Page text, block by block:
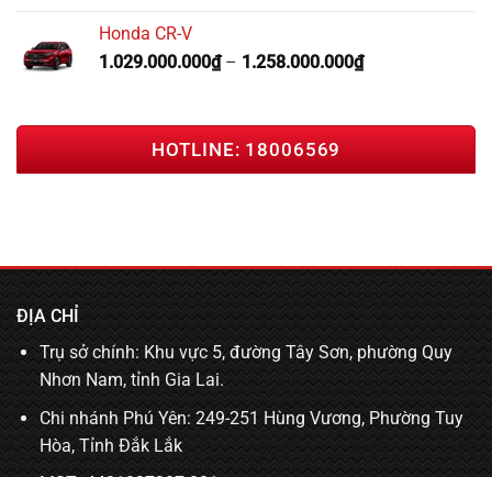
Honda CR-V
1.029.000.000₫– 1.258.000.000₫
HOTLINE: 18006569
ĐỊA CHỈ
Trụ sở chính: Khu vực 5, đường Tây Sơn, phường Quy
Nhơn Nam, tỉnh Gia Lai.
Chi nhánh Phú Yên: 249-251 Hùng Vương, Phường Tuy
Hòa, Tỉnh Đắk Lắk